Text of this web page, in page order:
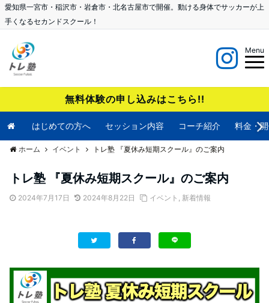
愛知県一宮市・稲沢市・岩倉市・北名古屋市で開催。動ける身体でサッカーが上
手くなるセカンドスクール！
Menu
無料体験の申し込みはこちら!!
はじめての方へ セッション内容 コーチ紹介 料金・
ホーム イベント トレ塾 『夏休み短期スクール』のご案内
トレ塾 『夏休み短期スクール』のご案内
2024年7月17日 2024年8月22日 イベント , 新着情報